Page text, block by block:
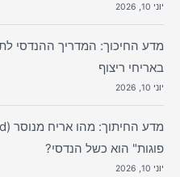
יוני 10, 2026
באריחי ריצוף
יוני 10, 2026
פוגות" הוא כשל הנדסי?
יוני 10, 2026